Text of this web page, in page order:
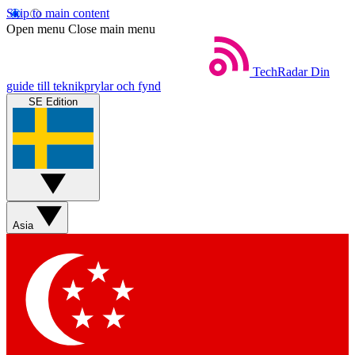
Skip to main content
Open menu Close main menu
TechRadar Din
guide till teknikprylar och fynd
SE Edition
Asia